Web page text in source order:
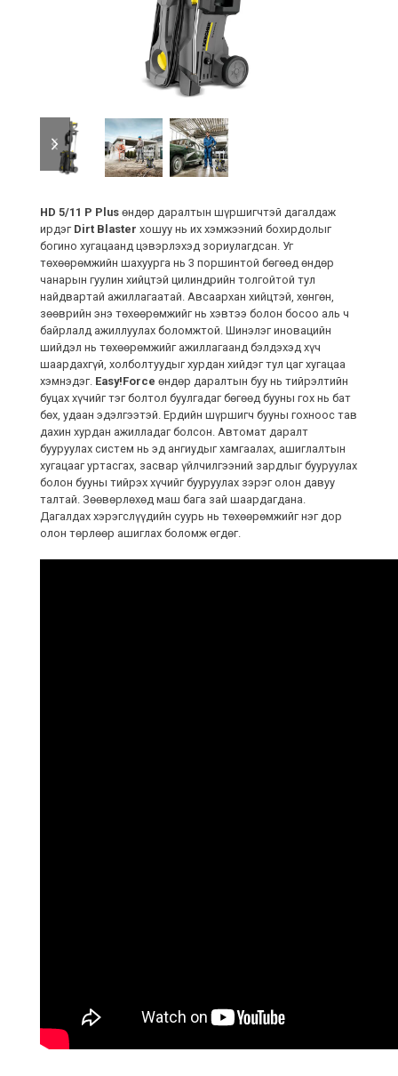
previous
slide
next
slide
HD 5/11 P Plusөндөр даралтын шүршигчтэй дагалдаж
ирдэг Dirt Blaster хошуу нь их хэмжээний бохирдолыг
богино хугацаанд цэвэрлэхэд зориулагдсан. Уг
төхөөрөмжийн шахуурга нь 3 поршинтой бөгөөд өндөр
чанарын гуулин хийцтэй цилиндрийн толгойтой тул
найдвартай ажиллагаатай. Авсаархан хийцтэй, хөнгөн,
зөөврийн энэ төхөөрөмжийг нь хэвтээ болон босоо аль ч
байрлалд ажиллуулах боломжтой. Шинэлэг иновацийн
шийдэл нь төхөөрөмжийг ажиллагаанд бэлдэхэд хүч
шаардахгүй, холболтуудыг хурдан хийдэг тул цаг хугацаа
хэмнэдэг. Easy!Force өндөр даралтын буу нь тийрэлтийн
буцах хүчийг тэг болтол буулгадаг бөгөөд бууны гох нь бат
бөх, удаан эдэлгээтэй. Ердийн шүршигч бууны гохноос тав
дахин хурдан ажилладаг болсон. Автомат даралт
бууруулах систем нь эд ангиудыг хамгаалах, ашиглалтын
хугацааг уртасгах, засвар үйлчилгээний зардлыг бууруулах
болон бууны тийрэх хүчийг бууруулах зэрэг олон давуу
талтай. Зөөвөрлөхөд маш бага зай шаардагдана.
Дагалдах хэрэгслүүдийн суурь нь төхөөрөмжийг нэг дор
олон төрлөөр ашиглах боломж өгдөг.